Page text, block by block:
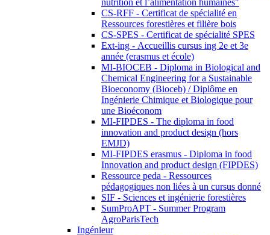
nutrition et l’alimentation humaines"
CS-RFF - Certificat de spécialité en
Ressources forestières et filière bois
CS-SPES - Certificat de spécialité SPES
Ext-ing - Accueillis cursus ing 2e et 3e
année (erasmus et école)
MI-BIOCEB - Diploma in Biological and
Chemical Engineering for a Sustainable
Bioeconomy (Bioceb) / Diplôme en
Ingénierie Chimique et Biologique pour
une Bioéconom
MI-FIPDES - The diploma in food
innovation and product design (hors
EMJD)
MI-FIPDES erasmus - Diploma in food
Innovation and product design (FIPDES)
Ressource peda - Ressources
pédagogiques non liées à un cursus donné
SIF - Sciences et ingénierie forestières
SumProAPT - Summer Program
AgroParisTech
Ingénieur